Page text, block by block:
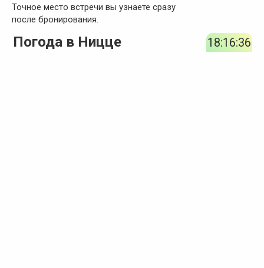
Точное место встречи вы узнаете сразу
после бронирования.
Погода в Ницце 18:16:36